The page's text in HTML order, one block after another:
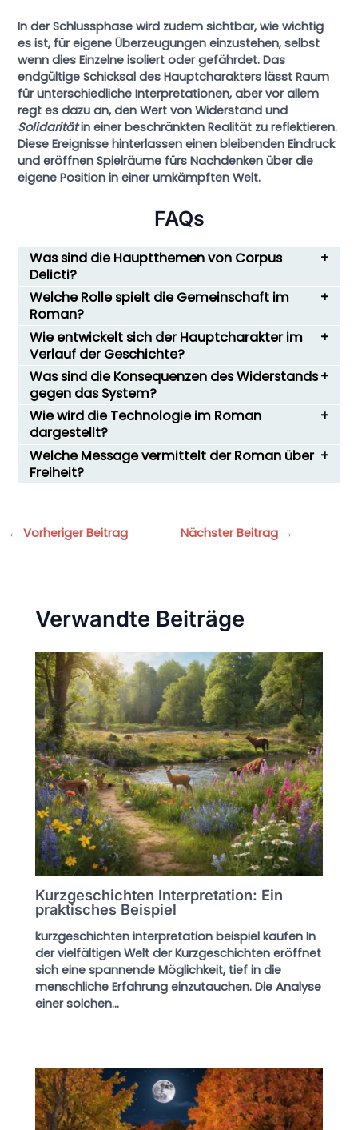
In der Schlussphase wird zudem sichtbar, wie wichtig
es ist, für eigene Überzeugungen einzustehen, selbst
wenn dies Einzelne isoliert oder gefährdet. Das
endgültige Schicksal des Hauptcharakters lässt Raum
für unterschiedliche Interpretationen, aber vor allem
regt es dazu an, den Wert vonWiderstand und
Solidaritätin einer beschränkten Realität zu reflektieren.
Diese Ereignisse hinterlassen einen bleibenden Eindruck
und eröffnen Spielräume fürs Nachdenken über die
eigene Position in einer umkämpften Welt.
FAQs
Was sind die Hauptthemen von Corpus
Delicti?
Welche Rolle spielt die Gemeinschaft im
Roman?
Wie entwickelt sich der Hauptcharakter im
Verlauf der Geschichte?
Was sind die Konsequenzen des Widerstands
gegen das System?
Wie wird die Technologie im Roman
dargestellt?
Welche Message vermittelt der Roman über
Freiheit?
← Vorheriger Beitrag Nächster Beitrag →
Verwandte Beiträge
Kurzgeschichten Interpretation: Ein
praktisches Beispiel
kurzgeschichten interpretation beispiel kaufen In
der vielfältigen Welt der Kurzgeschichten eröffnet
sich eine spannende Möglichkeit, tief in die
menschliche Erfahrung einzutauchen. Die Analyse
einer solchen…